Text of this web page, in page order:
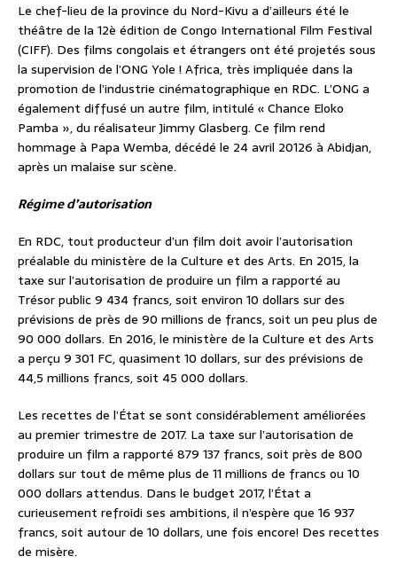
Le chef-lieu de la province du Nord-Kivu a d’ailleurs été le
théâtre de la 12è édition de Congo International Film Festival
(CIFF). Des films congolais et étrangers ont été projetés sous
la supervision de l’ONG Yole ! Africa, très impliquée dans la
promotion de l’industrie cinématographique en RDC. L’ONG a
également diffusé un autre film, intitulé « Chance Eloko
Pamba », du réalisateur Jimmy Glasberg. Ce film rend
hommage à Papa Wemba, décédé le 24 avril 20126 à Abidjan,
après un malaise sur scène.
Régime d’autorisation
En RDC, tout producteur d’un film doit avoir l’autorisation
préalable du ministère de la Culture et des Arts. En 2015, la
taxe sur l’autorisation de produire un film a rapporté au
Trésor public 9 434 francs, soit environ 10 dollars sur des
prévisions de près de 90 millions de francs, soit un peu plus de
90 000 dollars. En 2016, le ministère de la Culture et des Arts
a perçu 9 301 FC, quasiment 10 dollars, sur des prévisions de
44,5 millions francs, soit 45 000 dollars.
Les recettes de l’État se sont considérablement améliorées
au premier trimestre de 2017. La taxe sur l’autorisation de
produire un film a rapporté 879 137 francs, soit près de 800
dollars sur tout de même plus de 11 millions de francs ou 10
000 dollars attendus. Dans le budget 2017, l’État a
curieusement refroidi ses ambitions, il n’espère que 16 937
francs, soit autour de 10 dollars, une fois encore! Des recettes
de misère.